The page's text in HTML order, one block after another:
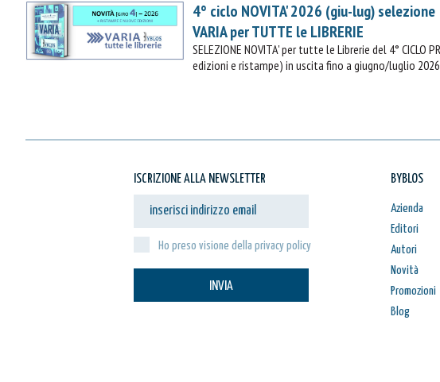
4° ciclo NOVITA' 2026 (giu-lug) selezione
VARIA per TUTTE le LIBRERIE
SELEZIONE NOVITA' per tutte le Librerie del 4° CICLO
edizioni e ristampe) in uscita fino a giugno/luglio
ISCRIZIONE ALLA NEWSLETTER
Ho preso visione della privacy policy
INVIA
BYBLOS
Azienda
Editori
Autori
Novità
Promozioni
Blog